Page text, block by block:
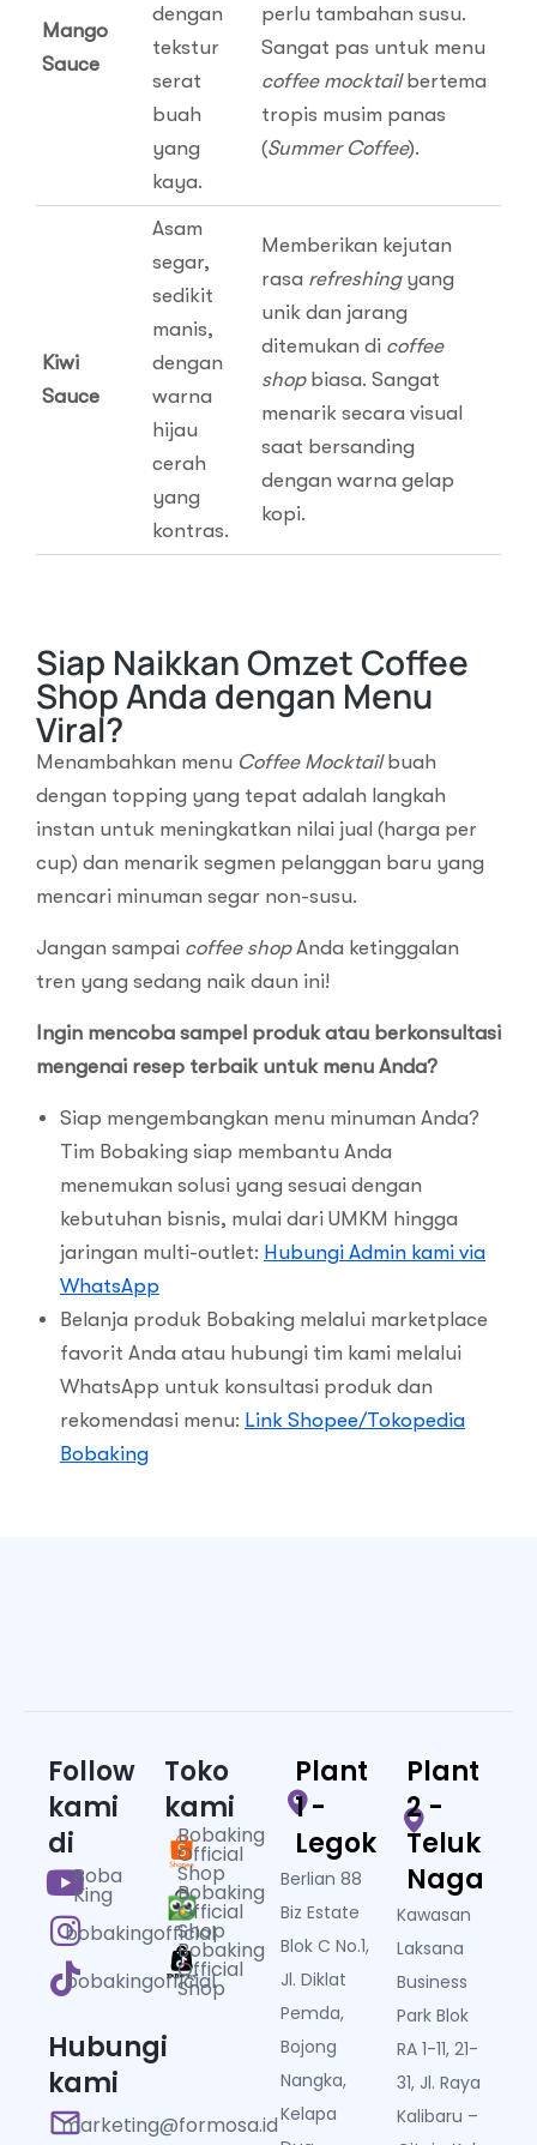
Mango
Sauce
dengan
tekstur
serat
buah
yang
kaya.
perlu tambahan susu.
Sangat pas untuk menu
coffee mocktailbertema
tropis musim panas
(Summer Coffee).
Kiwi
Sauce
Asam
segar,
sedikit
manis,
dengan
warna
hijau
cerah
yang
kontras.
Memberikan kejutan
rasa refreshingyang
unik dan jarang
ditemukan di coffee
shopbiasa. Sangat
menarik secara visual
saat bersanding
dengan warna gelap
kopi.
Siap Naikkan Omzet Coffee
Shop Anda dengan Menu
Viral?
Menambahkan menu Coffee Mocktailbuah
dengan topping yang tepat adalah langkah
instan untuk meningkatkan nilai jual (harga per
cup) dan menarik segmen pelanggan baru yang
mencari minuman segar non-susu.
Jangan sampai coffee shopAnda ketinggalan
tren yang sedang naik daun ini!
Ingin mencoba sampel produk atau berkonsultasi
mengenai resep terbaik untuk menu Anda?
Siap mengembangkan menu minuman Anda?
Tim Bobaking siap membantu Anda
menemukan solusi yang sesuai dengan
kebutuhan bisnis, mulai dari UMKM hingga
jaringan multi-outlet: Hubungi Admin kami via
WhatsApp
Belanja produk Bobaking melalui marketplace
favorit Anda atau hubungi tim kami melalui
WhatsApp untuk konsultasi produk dan
rekomendasi menu: Link Shopee/Tokopedia
Bobaking
Follow
kami
di
Boba
King
bobakingofficial
bobakingofficial
Hubungi
kami
marketing@formosa.id
Toko
kami
Bobaking
Official
Shop
Bobaking
Official
Shop
Bobaking
Official
Shop
Plant
1 -
Legok
Berlian 88
Biz Estate
Blok C No.1,
Jl. Diklat
Pemda,
Bojong
Nangka,
Kelapa
Plant
2 -
Teluk
Naga
Kawasan
Laksana
Business
Park Blok
RA 1-11, 21-
31, Jl. Raya
Kalibaru –